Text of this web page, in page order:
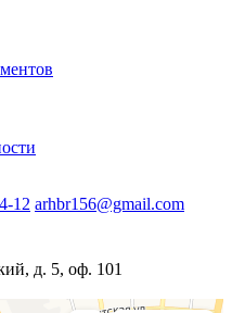
12 arhbr156@gmail.com
д. 5, оф. 101